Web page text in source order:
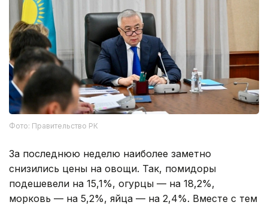
Фото: Правительство РК
За последнюю неделю наиболее заметно
снизились цены на овощи. Так, помидоры
подешевели на 15,1%, огурцы — на 18,2%,
морковь — на 5,2%, яйца — на 2,4%. Вместе с тем